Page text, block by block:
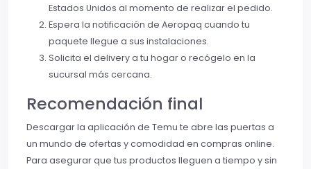
Estados Unidos al momento de realizar el pedido.
Espera la notificación de Aeropaq cuando tu
paquete llegue a sus instalaciones.
Solicita el delivery a tu hogar o recógelo en la
sucursal más cercana.
Recomendación final
Descargar la aplicación de Temu te abre las puertas a
un mundo de ofertas y comodidad en compras online.
Para asegurar que tus productos lleguen a tiempo y sin